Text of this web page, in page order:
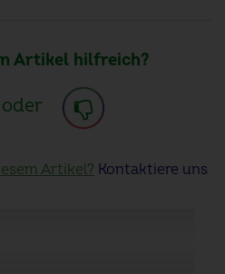
Artikel hilfreich?
oder
Artikel? Kontaktiere uns